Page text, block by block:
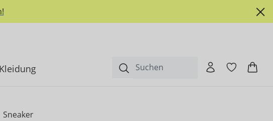
Kleidung
Sneaker